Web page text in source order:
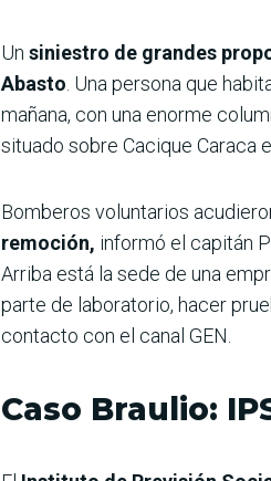
Un siniestro de grandes
Abasto . Una persona que
mañana, con una enorme
situado sobre Cacique Caraca
Bomberos voluntarios
remoción, informó el capitán
Arriba está la sede de una
parte de laboratorio, hacer
contacto con el canal GEN.
Caso Braulio: